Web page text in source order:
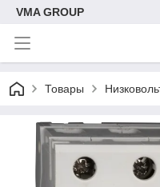
VMA GROUP
Товары